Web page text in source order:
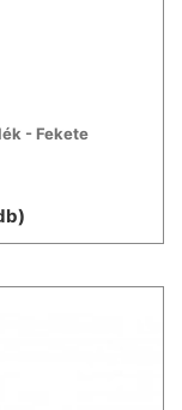
- Fekete